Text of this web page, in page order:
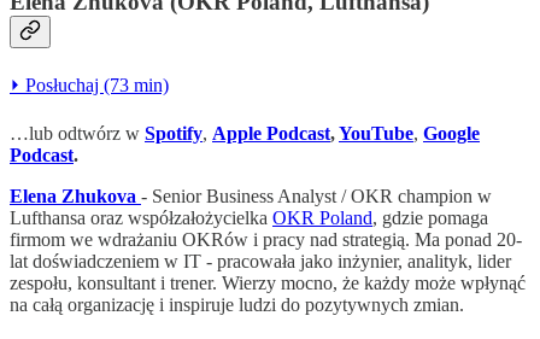
⏵ Posłuchaj (73 min)
…lub odtwórz w Spotify, Apple Podcast,YouTube, Google
Podcast.
Elena Zhukova - Senior Business Analyst / OKR champion w
Lufthansa oraz współzałożycielka OKR Poland, gdzie pomaga
firmom we wdrażaniu OKRów i pracy nad strategią. Ma ponad 20-
lat doświadczeniem w IT - pracowała jako inżynier, analityk, lider
zespołu, konsultant i trener. Wierzy mocno, że każdy może wpłynąć
na całą organizację i inspiruje ludzi do pozytywnych zmian.